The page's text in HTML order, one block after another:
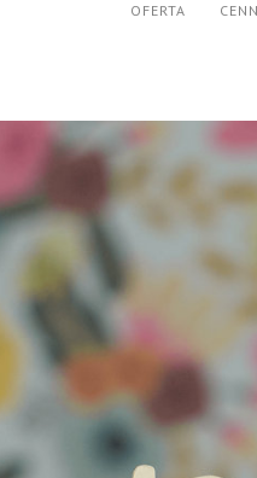
OFERTA